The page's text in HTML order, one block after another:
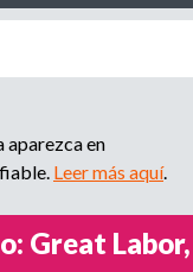
aparezca en
Leer más aquí.
Great Labor,